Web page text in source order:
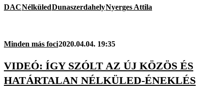
DACNélküledDunaszerdahelyNyerges Attila
Minden más foci2020.04.04. 19:35
VIDEÓ: ÍGY SZÓLT AZ ÚJ KÖZÖS ÉS
HATÁRTALAN NÉLKÜLED-ÉNEKLÉS